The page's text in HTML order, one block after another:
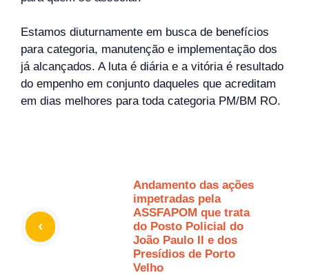
Estamos diuturnamente em busca de benefícios
para categoria, manutenção e implementação dos
já alcançados. A luta é diária e a vitória é resultado
do empenho em conjunto daqueles que acreditam
em dias melhores para toda categoria PM/BM RO.
Andamento das ações
impetradas pela
ASSFAPOM que trata
do Posto Policial do
João Paulo II e dos
Presídios de Porto
Velho